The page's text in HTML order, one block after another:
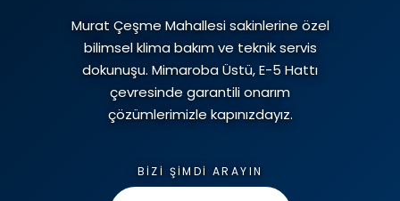
Klima Gaz Dolumu
Kombi Montajı
Murat Çeşme Mahallesi sakinlerine özel
bilimsel klima bakım ve teknik servis
dokunuşu. Mimaroba Üstü, E-5 Hattı
çevresinde garantili onarım
çözümlerimizle kapınızdayız.
BIZI ŞIMDI ARAYIN